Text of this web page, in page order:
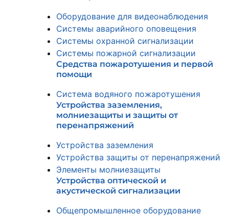
Оборудование для видеонаблюдения
Системы аварийного оповещения
Системы охранной сигнализации
Системы пожарной сигнализации
Средства пожаротушения и первой
помощи
Система водяного пожаротушения
Устройства заземления,
молниезащиты и защиты от
перенапряжений
Устройства заземления
Устройства защиты от перенапряжений
Элементы молниезащиты
Устройства оптической и
акустической сигнализации
Общепромышленное оборудование